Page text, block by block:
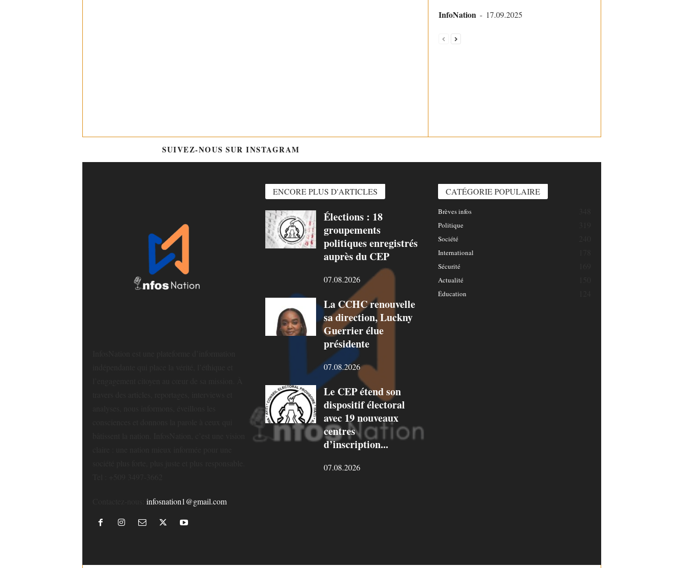
InfoNation - 17.09.2025
SUIVEZ-NOUS SUR INSTAGRAM
infosnation1@gmail.com
ENCORE PLUS D'ARTICLES
Élections : 18
groupements
politiques enregistrés
auprès du CEP
07.08.2026
La CCHC renouvelle
sa direction, Luckny
Guerrier élue
présidente
07.08.2026
Le CEP étend son
dispositif électoral
avec 19 nouveaux
centres
d’inscription...
07.08.2026
CATÉGORIE POPULAIRE
Brèves infos
Politique
Société
International
Sécurité
Actualité
Éducation